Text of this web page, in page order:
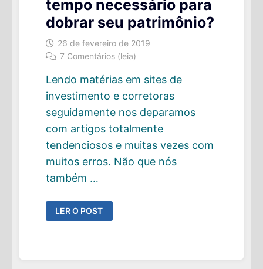
tempo necessário para
dobrar seu patrimônio?
26 de fevereiro de 2019
7 Comentários (leia)
Lendo matérias em sites de
investimento e corretoras
seguidamente nos deparamos
com artigos totalmente
tendenciosos e muitas vezes com
muitos erros. Não que nós
também …
A
REGRA
DOS
TEMPO
LER O POST